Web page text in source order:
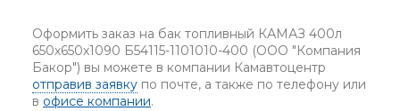
Оформить заказ на бак топливный КАМАЗ 400л
650х650х1090 Б54115-1101010-400 (ООО "Компания
Бакор") вы можете в компании Камавтоцентр
отправив заявку по почте, а также по телефону или
в офисе компании.